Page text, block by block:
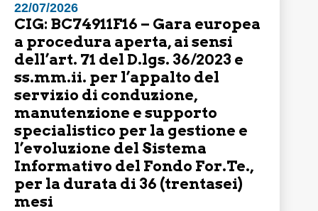
22/07/2026
CIG: BC74911F16 – Gara europea
a procedura aperta, ai sensi
dell’art. 71 del D.lgs. 36/2023 e
ss.mm.ii. per l’appalto del
servizio di conduzione,
manutenzione e supporto
specialistico per la gestione e
l’evoluzione del Sistema
Informativo del Fondo For.Te.,
per la durata di 36 (trentasei)
mesi